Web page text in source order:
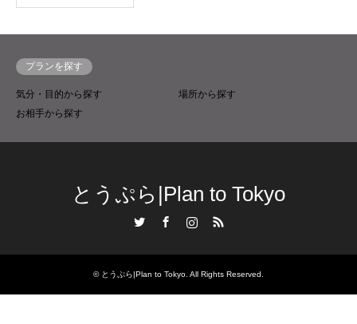
プランを探す
気分・目的から探す
場所から探す
お相手から探す
とうぷら|Plan to Tokyo
RSS
© とうぷら|Plan to Tokyo . All Rights Reserved.